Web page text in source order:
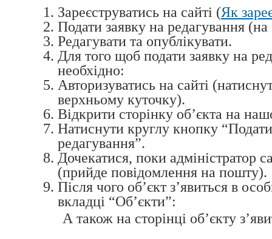
Зареєструватись на сайті (Як
Подати заявку на редагування (на
Редагувати та опублікувати.
Для того щоб подати заявку на
необхідно:
Авторизуватись на сайті
верхньому куточку).
Відкрити сторінку об’єкта на
Натиснути круглу кнопку
редагування”.
Дочекатися, поки адміністратор
(прийде повідомлення на пошту).
Після чого об’єкт з’явиться в
вкладці “Об’єкти”:
А також на сторінці об’єкту